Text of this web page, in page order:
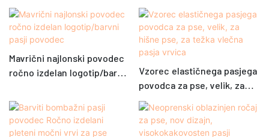
za prostoročno uporabo
prevlečen s tkanino,
silikonski povodec za
ovratnico za pse, prazen
Mavrični najlonski povodec
ročno izdelan logotip/barvni
Vzorec elastičnega pasjega
povodca za pse, velik, za
hišne pse, za težka vlečna
pasja vrvica